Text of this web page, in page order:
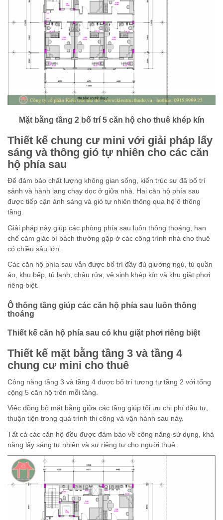
Mặt bằng tầng 2 bố trí 5 căn hộ cho thuê khép kín
Thiết kế chung cư mini với giải pháp lấy
sáng và thông gió tự nhiên cho các căn
hộ phía sau
Để đảm bảo chất lượng không gian sống, kiến trúc sư đã bố trí
sảnh và hành lang chạy dọc ở giữa nhà. Hai căn hộ phía sau
được tiếp cận ánh sáng và gió tự nhiên thông qua hệ ô thông
tầng.
Giải pháp này giúp các phòng phía sau luôn thông thoáng, hạn
chế cảm giác bí bách thường gặp ở các công trình nhà cho thuê
có chiều sâu lớn.
Các căn hộ phía sau vẫn được bố trí đầy đủ giường ngủ, tủ quần
áo, khu bếp, tủ lạnh, chậu rửa, vệ sinh khép kín và khu giặt phơi
riêng biệt.
Ô thông tầng giúp các căn hộ phía sau luôn thông
thoáng
Thiết kế căn hộ phía sau có khu giặt phơi riêng biệt
Thiết kế mặt bằng tầng 3 và tầng 4
chung cư mini cho thuê
Công năng tầng 3 và tầng 4 được bố trí tương tự tầng 2 với tổng
cộng 5 căn hộ trên mỗi tầng.
Việc đồng bộ mặt bằng giữa các tầng giúp tối ưu chi phí đầu tư,
thuận tiện trong quá trình thi công và vận hành sau này.
Tất cả các căn hộ đều được đảm bảo về công năng sử dụng, khả
năng lấy sáng tự nhiên và sự riêng tư cho người thuê.